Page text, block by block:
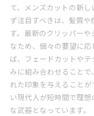
て、メンズカットの新
ず注目すべきは、髪質
す。最新のクリッパー
なため、個々の要望に
ば、フェードカットや
みに組み合わせること
れた印象を与えること
い現代人が短時間で理
な武器となっています。